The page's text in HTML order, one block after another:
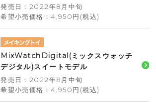
発売日：2022年8月中旬
希望小売価格：4,950円(税込)
MixWatchDigital(ミックスウォッチ
デジタル)スイートモデル
発売日：2022年8月中旬
希望小売価格：4,950円(税込)